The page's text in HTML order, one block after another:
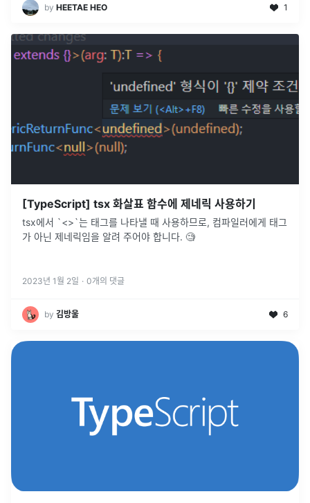
by HEETAE HEO 1
[TypeScript] tsx 화살표 함수에 제네릭 사용하기
tsx에서 `<>`는 태그를 나타낼 때 사용하므로, 컴파일러에게 태그
가 아닌 제네릭임을 알려 주어야 합니다. 🧐
2023년 1월 2일 · 0개의 댓글
by 김방울 6